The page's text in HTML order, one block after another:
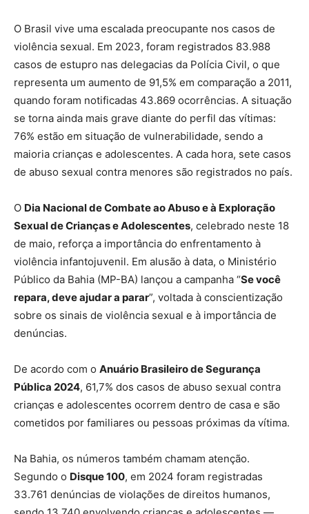
O Brasil vive uma escalada preocupante nos casos de
violência sexual. Em 2023, foram registrados 83.988
casos de estupro nas delegacias da Polícia Civil, o que
representa um aumento de 91,5% em comparação a 2011,
quando foram notificadas 43.869 ocorrências. A situação
se torna ainda mais grave diante do perfil das vítimas:
76% estão em situação de vulnerabilidade, sendo a
maioria crianças e adolescentes. A cada hora, sete casos
de abuso sexual contra menores são registrados no país.
O Dia Nacional de Combate ao Abuso e à Exploração
Sexual de Crianças e Adolescentes, celebrado neste 18
de maio, reforça a importância do enfrentamento à
violência infantojuvenil. Em alusão à data, o Ministério
Público da Bahia (MP-BA) lançou a campanha “Se você
repara, deve ajudar a parar”, voltada à conscientização
sobre os sinais de violência sexual e à importância de
denúncias.
De acordo com o Anuário Brasileiro de Segurança
Pública 2024, 61,7% dos casos de abuso sexual contra
crianças e adolescentes ocorrem dentro de casa e são
cometidos por familiares ou pessoas próximas da vítima.
Na Bahia, os números também chamam atenção.
Segundo o Disque 100, em 2024 foram registradas
33.761 denúncias de violações de direitos humanos,